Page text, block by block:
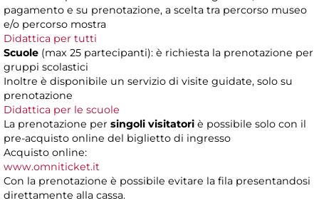
pagamento e su prenotazione, a scelta tra percorso museo
e/o percorso mostra
Didattica per tutti
Scuole (max 25 partecipanti): è richiesta la prenotazione per
gruppi scolastici
Inoltre è disponibile un servizio di visite guidate, solo su
prenotazione
Didattica per le scuole
La prenotazione per singoli visitatori è possibile solo con il
pre-acquisto online del biglietto di ingresso
Acquisto online:
www.omniticket.it
Con la prenotazione è possibile evitare la fila presentandosi
direttamente alla cassa.